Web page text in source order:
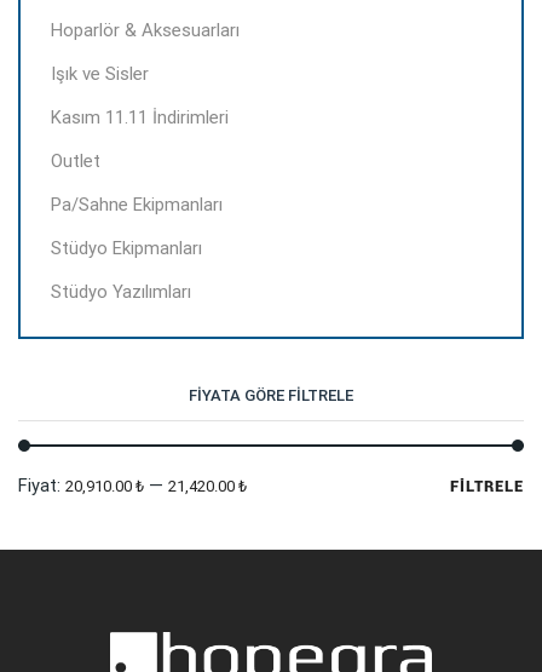
Hoparlör & Aksesuarları
Işık ve Sisler
Kasım 11.11 İndirimleri
Outlet
Pa/Sahne Ekipmanları
Stüdyo Ekipmanları
Stüdyo Yazılımları
FIYATA GÖRE FILTRELE
En
En
FILTRELE
Fiyat: 20,910.00 ₺ — 21,420.00 ₺